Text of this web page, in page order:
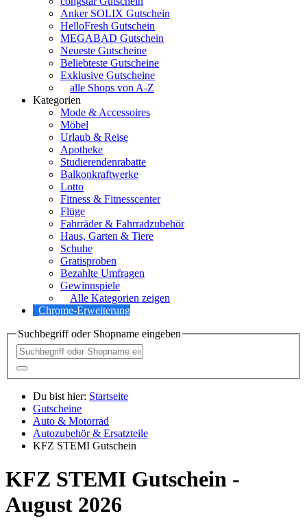
Anker SOLIX Gutschein
HelloFresh Gutschein
MEGABAD Gutschein
Neueste Gutscheine
Beliebteste Gutscheine
Exklusive Gutscheine
alle Shops von A-Z
Kategorien
Mode & Accessoires
Möbel
Urlaub & Reise
Apotheke
Studierendenrabatte
Balkonkraftwerke
Lotto
Fitness & Fitnesscenter
Flüge
Fahrräder & Fahrradzubehör
Haus, Garten & Tiere
Schuhe
Gratisproben
Bezahlte Umfragen
Gewinnspiele
Alle Kategorien zeigen
Chrome-Erweiterung
Suchbegriff oder Shopname eingeben
Du bist hier: Startseite
Gutscheine
Auto & Motorrad
Autozubehör & Ersatzteile
KFZ STEMI Gutschein
KFZ STEMI Gutschein -
August 2026